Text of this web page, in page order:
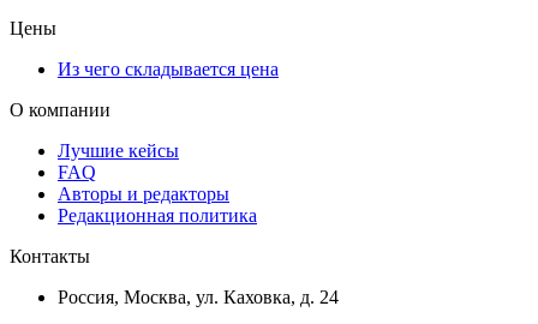
Цены
Из чего складывается цена
О компании
Лучшие кейсы
FAQ
Авторы и редакторы
Редакционная политика
Контакты
Россия, Москва, ул. Каховка, д. 24